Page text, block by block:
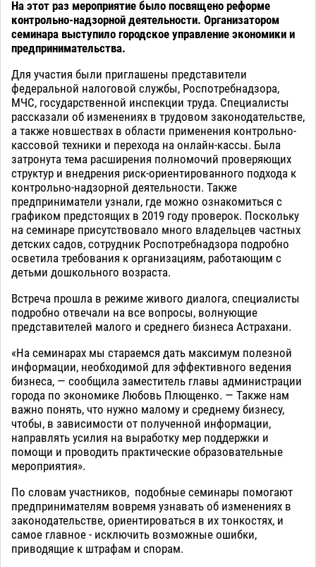
На этот раз мероприятие было посвящено реформе
контрольно-надзорной деятельности. Организатором
семинара выступило городское управление экономики и
предпринимательства.
Для участия были приглашены представители
федеральной налоговой службы, Роспотребнадзора,
МЧС, государственной инспекции труда. Специалисты
рассказали об изменениях в трудовом законодательстве,
а также новшествах в области применения контрольно-
кассовой техники и перехода на онлайн-кассы. Была
затронута тема расширения полномочий проверяющих
структур и внедрения риск-ориентированного подхода к
контрольно-надзорной деятельности. Также
предприниматели узнали, где можно ознакомиться с
графиком предстоящих в 2019 году проверок. Поскольку
на семинаре присутствовало много владельцев частных
детских садов, сотрудник Роспотребнадзора подробно
осветила требования к организациям, работающим с
детьми дошкольного возраста.
Встреча прошла в режиме живого диалога, специалисты
подробно отвечали на все вопросы, волнующие
представителей малого и среднего бизнеса Астрахани.
«На семинарах мы стараемся дать максимум полезной
информации, необходимой для эффективного ведения
бизнеса, — сообщила заместитель главы администрации
города по экономике Любовь Плющенко. — Также нам
важно понять, что нужно малому и среднему бизнесу,
чтобы, в зависимости от полученной информации,
направлять усилия на выработку мер поддержки и
помощи и проводить практические образовательные
мероприятия».
По словам участников, подобные семинары помогают
предпринимателям вовремя узнавать об изменениях в
законодательстве, ориентироваться в их тонкостях, и
самое главное - исключить возможные ошибки,
приводящие к штрафам и спорам.